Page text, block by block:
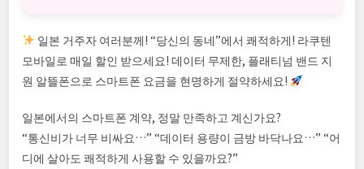
일본 거주자 여러분께! “당신의 동네”에서 쾌적하게! 라쿠텐
모바일로 매일 할인 받으세요! 데이터 무제한, 플래티넘 밴드 지
원 알뜰폰으로 스마트폰 요금을 현명하게 절약하세요!
일본에서의 스마트폰 계약, 정말 만족하고 계신가요?
“통신비가 너무 비싸요…” “데이터 용량이 금방 바닥나요…” “어
디에 살아도 쾌적하게 사용할 수 있을까요?”